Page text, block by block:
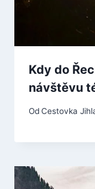
Kdy do
návštěvu
OdCestovka